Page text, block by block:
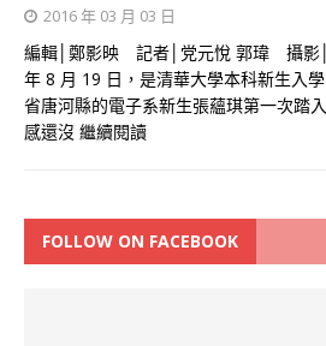
2016 年 03 月 03 日
編輯│鄭影映 記者│党元悅 郭瑋 攝影
年 8 月 19 日，是清華大學本科新生入
省唐河縣的電子系新生張蘊琪第一次踏
感還沒 繼續閱讀
FOLLOW ON FACEBOOK